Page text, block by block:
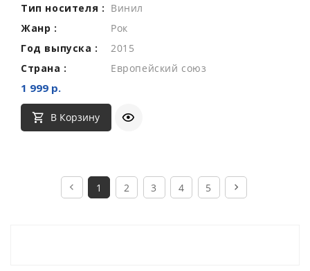
Тип носителя : Винил
Жанр :
Рок
Год выпуска :
2015
Страна :
Европейский союз
1 999 р.
В Корзину
1 2 3 4 5